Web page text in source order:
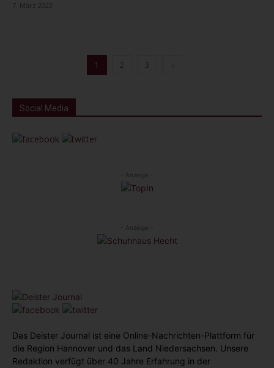
7. März 2023
1 2 3
Social Media
- Anzeige -
- Anzeige -
Das Deister Journal ist eine Online-Nachrichten-Plattform für
die Region Hannover und das Land Niedersachsen. Unsere
Redaktion verfügt über 40 Jahre Erfahrung in der